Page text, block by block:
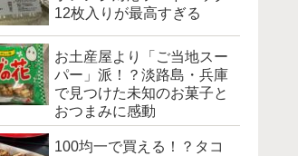
12枚入りが最高すぎる
お土産屋より「ご当地スー
パー」派！？淡路島・兵庫
で見つけた未知のお菓子と
おつまみに感動
100均一で買える！？タコ